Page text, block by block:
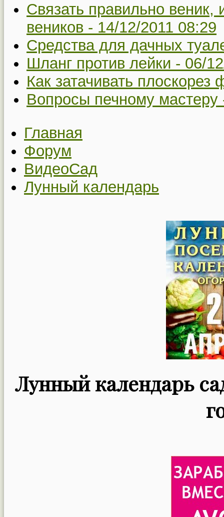
Связать правильно веник,
веников - 14/12/2011 08:29
Средства для дачных
Шланг против лейки - 06/
Как затачивать
Вопросы печному
Главная
Форум
ВидеоСад
Лунный календарь
Лунный календарь